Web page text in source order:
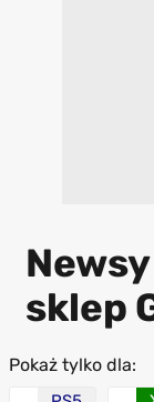
sklep
Pokaż tylko dla: